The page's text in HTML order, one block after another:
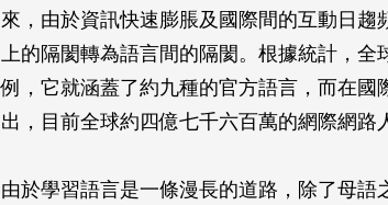
來，由於資訊快速膨脹及國際間的互動日
上的隔閡轉為語言間的隔閡。根據統計，
例，它就涵蓋了約九種的官方語言，而在
出，目前全球約四億七千六百萬的網際網路
由於學習語言是一條漫長的道路，除了母